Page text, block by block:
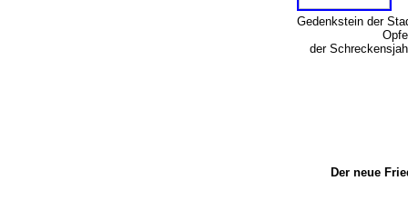
Gedenkstein der
der
Der neue